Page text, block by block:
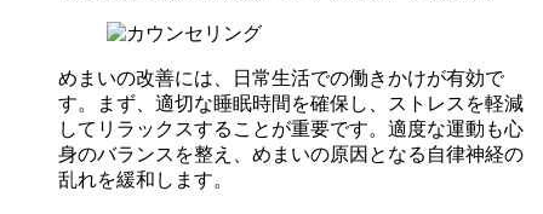
めまいの改善には、日常生活での働きかけが有効で
す。まず、適切な睡眠時間を確保し、ストレスを軽減
してリラックスすることが重要です。適度な運動も心
身のバランスを整え、めまいの原因となる自律神経の
乱れを緩和します。